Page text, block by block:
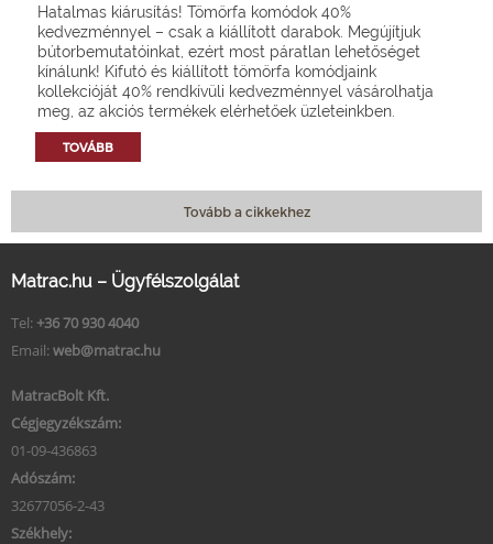
Hatalmas kiárusítás! Tömörfa komódok 40%
kedvezménnyel – csak a kiállított darabok. Megújítjuk
bútorbemutatóinkat, ezért most páratlan lehetőséget
kínálunk! Kifutó és kiállított tömörfa komódjaink
kollekcióját 40% rendkívüli kedvezménnyel vásárolhatja
meg, az akciós termékek elérhetőek üzleteinkben.
TOVÁBB
Tovább a cikkekhez
Matrac.hu – Ügyfélszolgálat
Tel: +36 70 930 4040
Email: web@matrac.hu
MatracBolt Kft.
Cégjegyzékszám:
01-09-436863
Adószám:
32677056-2-43
Székhely: